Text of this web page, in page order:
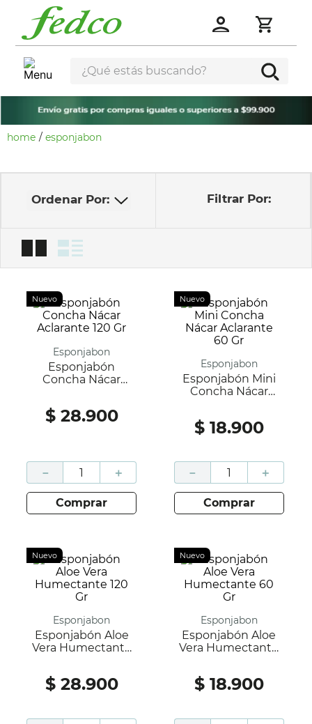
¿Qué estás buscando?
esponjabon
Nuevo
Esponjabon
Esponjabón
Concha Nácar
$ 28.900
＋
－
comprar
Nuevo
Esponjabon
Esponjabón Mini
Concha Nácar
$ 18.900
＋
－
comprar
Nuevo
Esponjabon
Esponjabón Aloe
Vera Humectante
$ 28.900
Nuevo
Esponjabon
Esponjabón Aloe
Vera Humectante
$ 18.900